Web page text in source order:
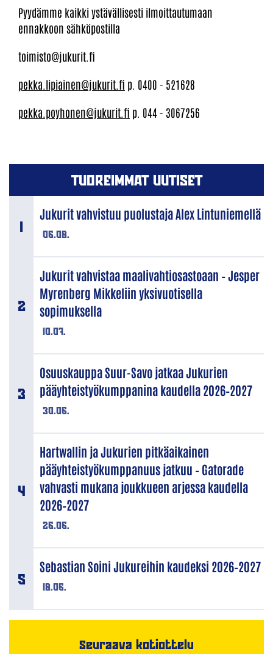
Pyydämme kaikki ystävällisesti ilmoittautumaan
ennakkoon sähköpostilla
toimisto@jukurit.fi
pekka.lipiainen@jukurit.fi p. 0400 - 521628
pekka.poyhonen@jukurit.fi p. 044 - 3067256
TUOREIMMAT UUTISET
06.08.
Jukurit vahvistuu puolustaja Alex Lintuniemellä
10.07.
Jukurit vahvistaa maalivahtiosastoaan – Jesper
Myrenberg Mikkeliin yksivuotisella
sopimuksella
30.06.
Osuuskauppa Suur-Savo jatkaa Jukurien
pääyhteistyökumppanina kaudella 2026–2027
26.06.
Hartwallin ja Jukurien pitkäaikainen
pääyhteistyökumppanuus jatkuu – Gatorade
vahvasti mukana joukkueen arjessa kaudella
2026–2027
18.06.
Sebastian Soini Jukureihin kaudeksi 2026–2027
Seuraava kotiottelu